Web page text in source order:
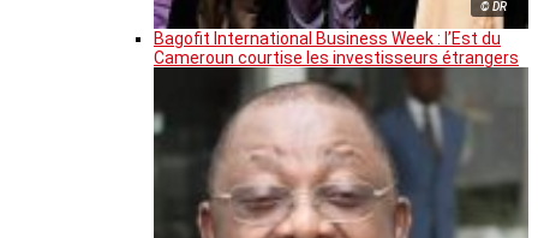
© DR
Bagofit International Business Week : l’Est du
Cameroun courtise les investisseurs étrangers